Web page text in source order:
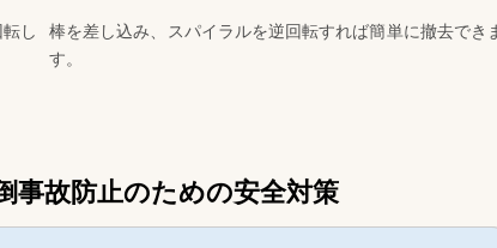
し
棒を差し込み、スパイラルを逆回転すれば簡単に撤去でき
す。
事故防止のための安全対策